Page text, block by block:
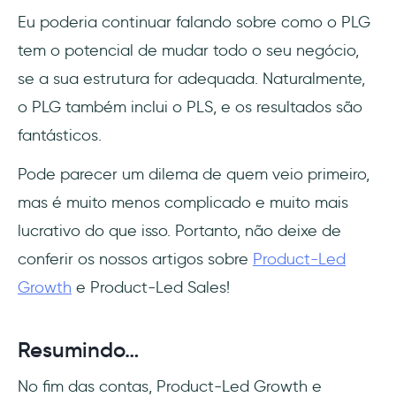
Eu poderia continuar falando sobre como o PLG
tem o potencial de mudar todo o seu negócio,
se a sua estrutura for adequada. Naturalmente,
o PLG também inclui o PLS, e os resultados são
fantásticos.
Pode parecer um dilema de quem veio primeiro,
mas é muito menos complicado e muito mais
lucrativo do que isso. Portanto, não deixe de
conferir os nossos artigos sobre Product-Led
Growth e Product-Led Sales!
Resumindo…
No fim das contas, Product-Led Growth e